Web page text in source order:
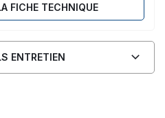
FICHE TECHNIQUE
ENTRETIEN